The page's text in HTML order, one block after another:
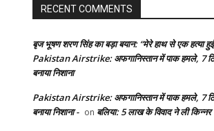
RECENT COMMENTS
बृज भूषण शरण सिंह का बड़ा बयान: “मेरे हाथ से एक हत्या
Pakistan Airstrike: अफगानिस्तान में पाक हमले, 7
बनाया निशाना
Pakistan Airstrike: अफगानिस्तान में पाक हमले, 7
बनाया निशाना - on बलिया: 5 लाख के विवाद ने ली